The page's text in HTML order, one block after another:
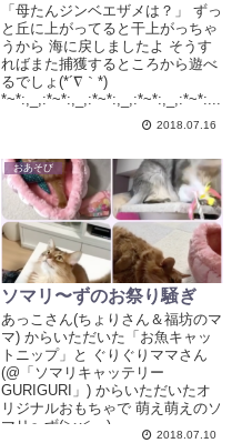
「母たんジンベエザメは？」 ずっ
と丘に上がってると干上がっちゃ
うから 海に戻しましたよ そうす
ればまた捕獲するところから遊べ
るでしょ(*´∇｀*)
*~*:,_,:*~*:,_,:*~*:,_,:*~*:,_,:*~*:...
2018.07.16
おあそび
ソマリ〜ずのお祭り騒ぎ
あっこさん(ちょりさん＆福坊のマ
マ) からいただいた「お魚キャッ
トニップ」と ぐりぐりママさん
(@「ソマリキャッテリー
GURIGURI」) からいただいたオ
リジナルおもちゃで 萌え萌えのソ
マリ〜ず(≧ω≦。) ...
2018.07.10